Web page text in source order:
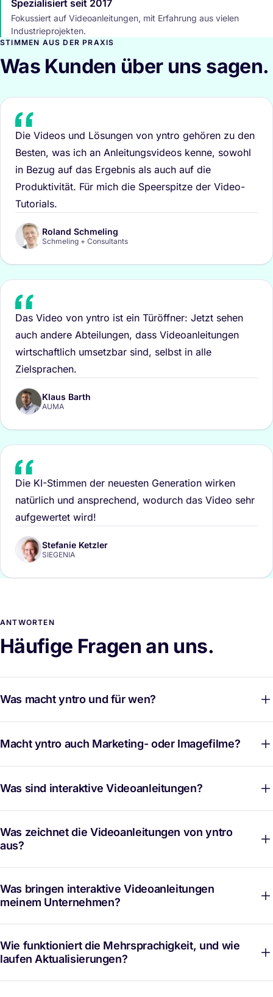
Spezialisiert seit 2017
Fokussiert auf Videoanleitungen, mit Erfahrung aus vielen
Industrieprojekten.
STIMMEN AUS DER PRAXIS
Was Kunden über uns sagen.
Die Videos und Lösungen von yntro gehören zu den
Besten, was ich an Anleitungsvideos kenne, sowohl
in Bezug auf das Ergebnis als auch auf die
Produktivität. Für mich die Speerspitze der Video-
Tutorials.
Roland Schmeling
Schmeling + Consultants
Das Video von yntro ist ein Türöffner: Jetzt sehen
auch andere Abteilungen, dass Videoanleitungen
wirtschaftlich umsetzbar sind, selbst in alle
Zielsprachen.
Klaus Barth
AUMA
Die KI-Stimmen der neuesten Generation wirken
natürlich und ansprechend, wodurch das Video sehr
aufgewertet wird!
Stefanie Ketzler
SIEGENIA
ANTWORTEN
Häufige Fragen an uns.
Was macht yntro und für wen?
Macht yntro auch Marketing- oder Imagefilme?
Was sind interaktive Videoanleitungen?
Was zeichnet die Videoanleitungen von yntro
aus?
Was bringen interaktive Videoanleitungen
meinem Unternehmen?
Wie funktioniert die Mehrsprachigkeit, und wie
laufen Aktualisierungen?